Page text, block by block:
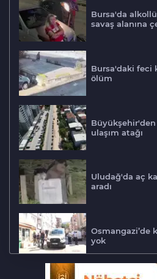
Bursa'da
savaş alanına
Bursa'daki feci
ölüm
Büyükşehir'den
ulaşım atağı
Uludağ'da aç
aradı
Osmangazi’de
yok